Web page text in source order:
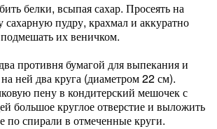
белки, всыпая сахар. Просеять на
сахарную пудру, крахмал и аккуратно
подмешать их веничком.
противня бумагой для выпекания и
ней два круга (диаметром 22 см).
пену в кондитерский мешочек с
большое круглое отверстие и выложить
по спирали в отмеченные круги.